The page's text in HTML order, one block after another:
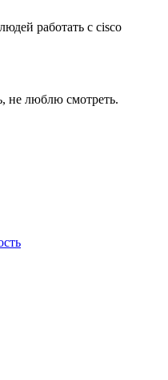
работать с cisco
не люблю смотреть.